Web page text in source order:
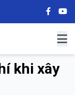
khi xây